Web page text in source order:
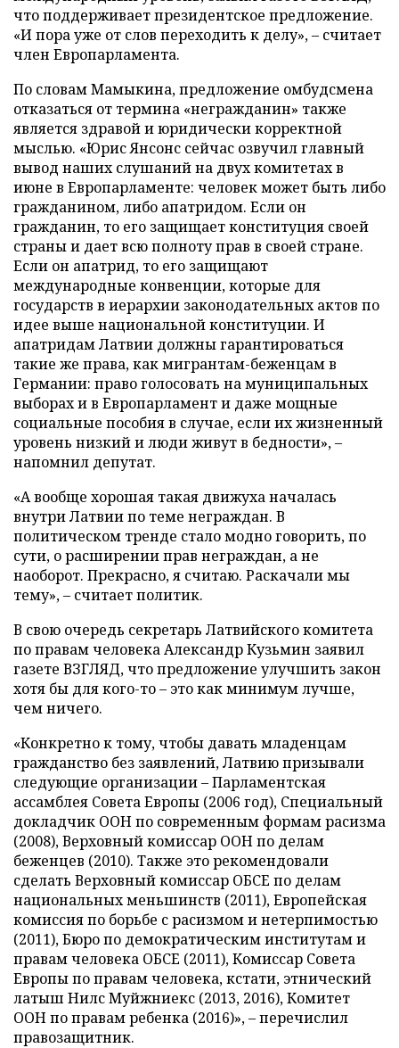
что поддерживает президентское предложение.
«И пора уже от слов переходить к делу», – считает
член Европарламента.
По словам Мамыкина, предложение омбудсмена
отказаться от термина «негражданин» также
является здравой и юридически корректной
мыслью. «Юрис Янсонс сейчас озвучил главный
вывод наших слушаний на двух комитетах в
июне в Европарламенте: человек может быть либо
гражданином, либо апатридом. Если он
гражданин, то его защищает конституция своей
страны и дает всю полноту прав в своей стране.
Если он апатрид, то его защищают
международные конвенции, которые для
государств в иерархии законодательных актов по
идее выше национальной конституции. И
апатридам Латвии должны гарантироваться
такие же права, как мигрантам-беженцам в
Германии: право голосовать на муниципальных
выборах и в Европарламент и даже мощные
социальные пособия в случае, если их жизненный
уровень низкий и люди живут в бедности», –
напомнил депутат.
«А вообще хорошая такая движуха началась
внутри Латвии по теме неграждан. В
политическом тренде стало модно говорить, по
сути, о расширении прав неграждан, а не
наоборот. Прекрасно, я считаю. Раскачали мы
тему», – считает политик.
В свою очередь секретарь Латвийского комитета
по правам человека Александр Кузьмин заявил
газете ВЗГЛЯД, что предложение улучшить закон
хотя бы для кого-то – это как минимум лучше,
чем ничего.
«Конкретно к тому, чтобы давать младенцам
гражданство без заявлений, Латвию призывали
следующие организации – Парламентская
ассамблея Совета Европы (2006 год), Специальный
докладчик ООН по современным формам расизма
(2008), Верховный комиссар ООН по делам
беженцев (2010). Также это рекомендовали
сделать Верховный комиссар ОБСЕ по делам
национальных меньшинств (2011), Европейская
комиссия по борьбе с расизмом и нетерпимостью
(2011), Бюро по демократическим институтам и
правам человека ОБСЕ (2011), Комиссар Совета
Европы по правам человека, кстати, этнический
латыш Нилс Муйжниекс (2013, 2016), Комитет
ООН по правам ребенка (2016)», – перечислил
правозащитник.